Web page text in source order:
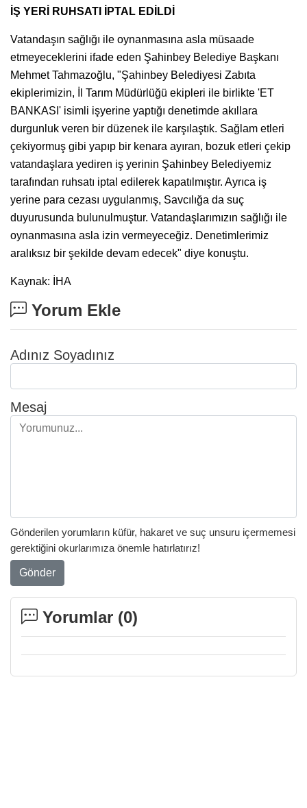
İŞ YERİ RUHSATI İPTAL EDİLDİ
Vatandaşın sağlığı ile oynanmasına asla müsaade
etmeyeceklerini ifade eden Şahinbey Belediye Başkanı
Mehmet Tahmazoğlu, "Şahinbey Belediyesi Zabıta
ekiplerimizin, İl Tarım Müdürlüğü ekipleri ile birlikte 'ET
BANKASI' isimli işyerine yaptığı denetimde akıllara
durgunluk veren bir düzenek ile karşılaştık. Sağlam etleri
çekiyormuş gibi yapıp bir kenara ayıran, bozuk etleri çekip
vatandaşlara yediren iş yerinin Şahinbey Belediyemiz
tarafından ruhsatı iptal edilerek kapatılmıştır. Ayrıca iş
yerine para cezası uygulanmış, Savcılığa da suç
duyurusunda bulunulmuştur. Vatandaşlarımızın sağlığı ile
oynanmasına asla izin vermeyeceğiz. Denetimlerimiz
aralıksız bir şekilde devam edecek" diye konuştu.
Kaynak: İHA
Yorum Ekle
Adınız Soyadınız
Mesaj
Gönderilen yorumların küfür, hakaret ve suç unsuru içermemesi
gerektiğini okurlarımıza önemle hatırlatırız!
Gönder
Yorumlar (0)